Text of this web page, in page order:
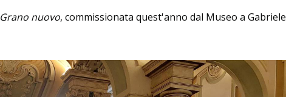
Grano nuovo, commissionata quest'anno dal Museo a Gabriele